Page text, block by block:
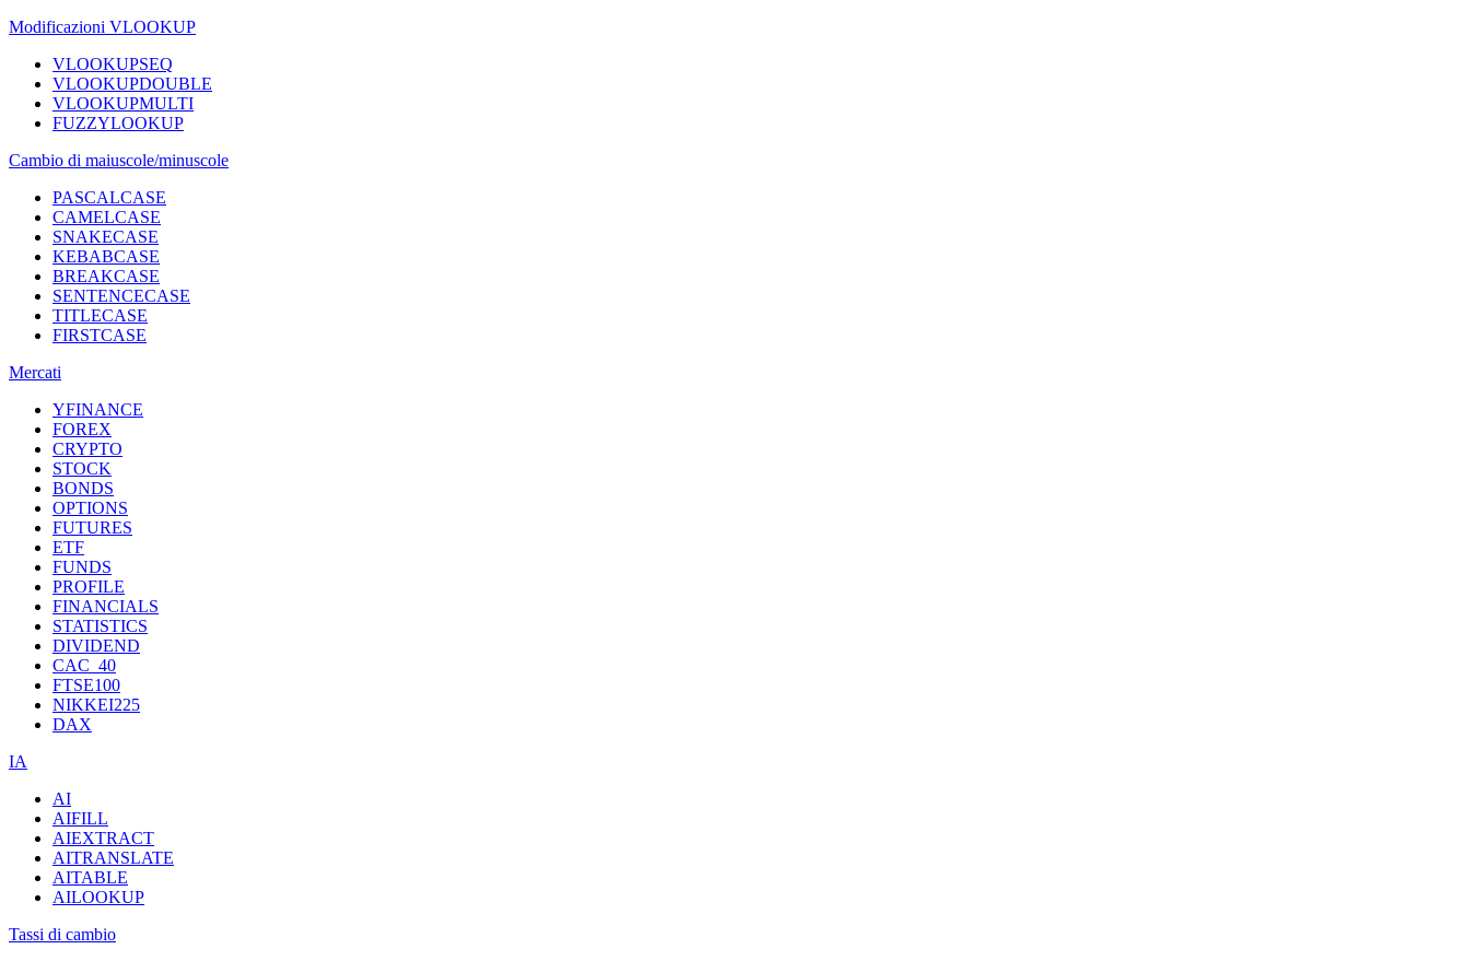
Modificazioni VLOOKUP
VLOOKUPSEQ
VLOOKUPDOUBLE
VLOOKUPMULTI
FUZZYLOOKUP
Cambio di maiuscole/minuscole
PASCALCASE
CAMELCASE
SNAKECASE
KEBABCASE
BREAKCASE
SENTENCECASE
TITLECASE
FIRSTCASE
Mercati
YFINANCE
FOREX
CRYPTO
STOCK
BONDS
OPTIONS
FUTURES
ETF
FUNDS
PROFILE
FINANCIALS
STATISTICS
DIVIDEND
CAC_40
FTSE100
NIKKEI225
DAX
IA
AI
AIFILL
AIEXTRACT
AITRANSLATE
AITABLE
AILOOKUP
Tassi di cambio